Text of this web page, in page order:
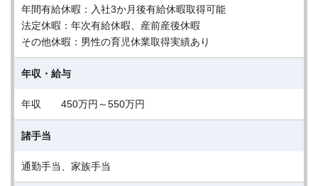
年間有給休暇：入社3か月後有給休暇取得可能
法定休暇：年次有給休暇、産前産後休暇
その他休暇：男性の育児休業取得実績あり
年収・給与
年収 450万円～550万円
諸手当
通勤手当、家族手当